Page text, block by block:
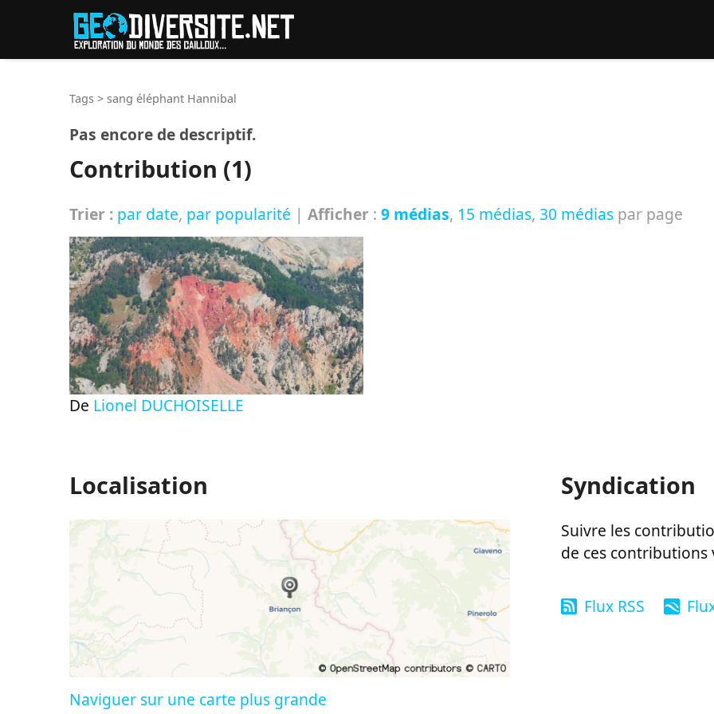
Tags > sang éléphant Hannibal
Pas encore de descriptif.
Contribution (1)
Trier : par date, par popularité | Afficher : 9 médias, 15 médias, 30 médias par page
De Lionel DUCHOISELLE
Localisation
Naviguer sur une carte plus grande
Syndication
Suivre les
de ces
Flux RSS